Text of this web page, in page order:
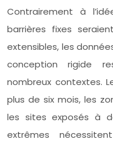
Contrairement à
barrières fixes
extensibles, les
conception rigide
nombreux contextes.
plus de six mois, les
les sites exposés à
extrêmes